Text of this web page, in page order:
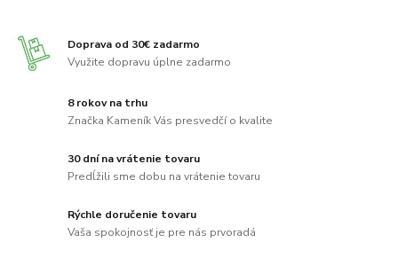
Doprava od 30€ zadarmo
Využite dopravu úplne zadarmo
8 rokov na trhu
Značka Kameník Vás presvedčí o kvalite
30 dní na vrátenie tovaru
Predĺžili sme dobu na vrátenie tovaru
Rýchle doručenie tovaru
Vaša spokojnosť je pre nás prvoradá